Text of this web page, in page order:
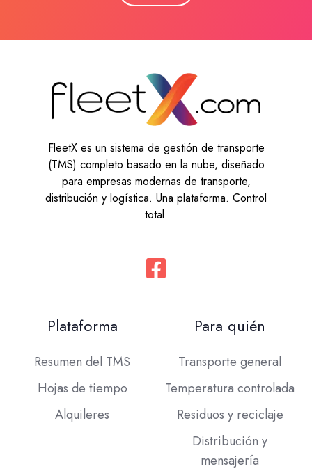
FleetX es un sistema de gestión de transporte
(TMS) completo basado en la nube, diseñado
para empresas modernas de transporte,
distribución y logística. Una plataforma. Control
total.
Plataforma
Resumen del TMS
Hojas de tiempo
Alquileres
Para quién
Transporte general
Temperatura controlada
Residuos y reciclaje
Distribución y
mensajería